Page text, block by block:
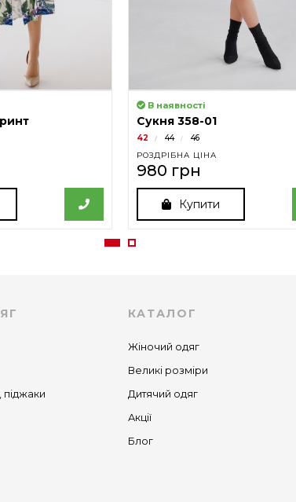
В наявності
Сукня 358-01
42 44 46
РОЗДРІБНА ЦІНА
980 грн
Купити
піджаки
КАТАЛОГ
Жіночий одяг
Великі розміри
Дитячий одяг
Акції
Блог